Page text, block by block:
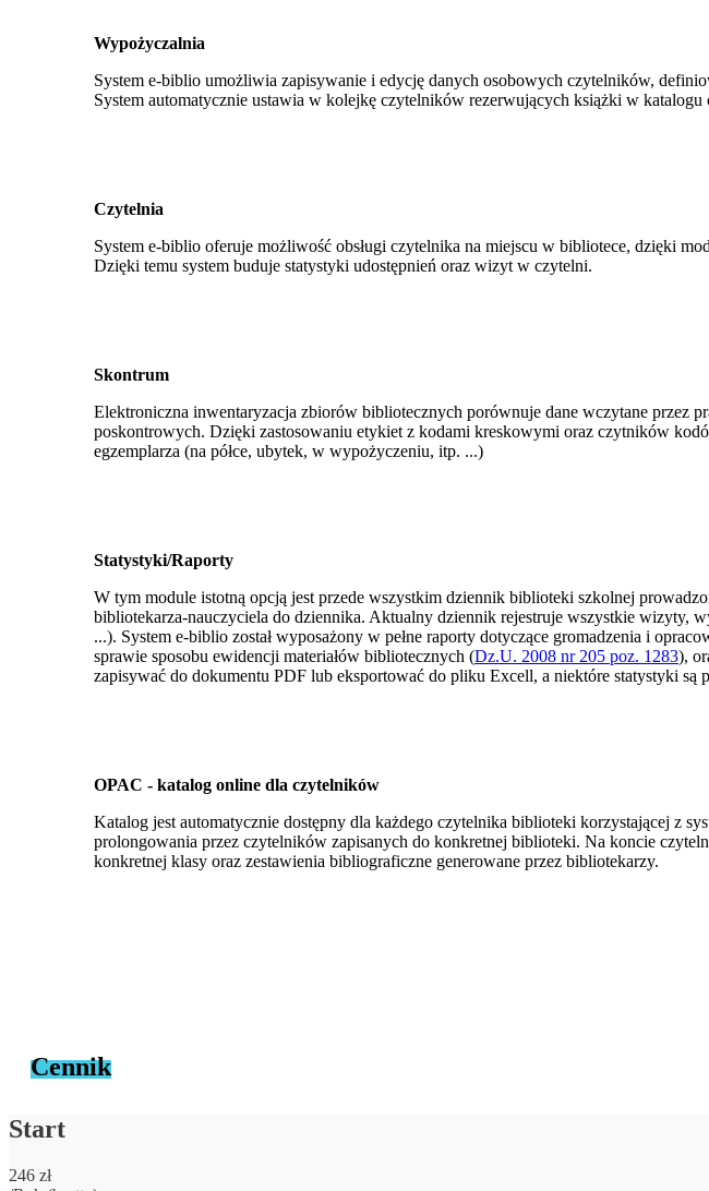
Wypożyczalnia
System e-biblio umożliwia zapisywanie i edycję danych osobowych czytelników,
System automatycznie ustawia w kolejkę czytelników rezerwujących książki w
Czytelnia
System e-biblio oferuje możliwość obsługi czytelnika na miejscu w bibliotece, dzięki
Dzięki temu system buduje statystyki udostępnień oraz wizyt w czytelni.
Skontrum
Elektroniczna inwentaryzacja zbiorów bibliotecznych porównuje dane wczytane
poskontrowych. Dzięki zastosowaniu etykiet z kodami kreskowymi oraz czytników
egzemplarza (na półce, ubytek, w wypożyczeniu, itp. ...)
Statystyki/Raporty
W tym module istotną opcją jest przede wszystkim dziennik biblioteki szkolnej
bibliotekarza-nauczyciela do dziennika. Aktualny dziennik rejestruje wszystkie wizyty,
...). System e-biblio został wyposażony w pełne raporty dotyczące gromadzenia i
sprawie sposobu ewidencji materiałów bibliotecznych (Dz.U. 2008 nr 205 poz. 1283),
zapisywać do dokumentu PDF lub eksportować do pliku Excell, a niektóre statystyki są
OPAC - katalog online dla czytelników
Katalog jest automatycznie dostępny dla każdego czytelnika biblioteki korzystającej z
prolongowania przez czytelników zapisanych do konkretnej biblioteki. Na koncie
konkretnej klasy oraz zestawienia bibliograficzne generowane przez bibliotekarzy.
Cennik
Start
246 zł